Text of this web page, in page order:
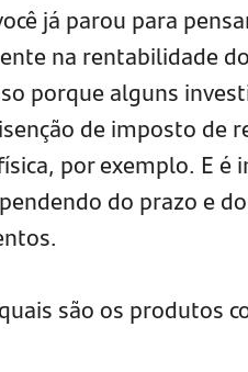
já parou para
na rentabilidade
porque alguns
de imposto de
por exemplo. E
do prazo e
são os produtos